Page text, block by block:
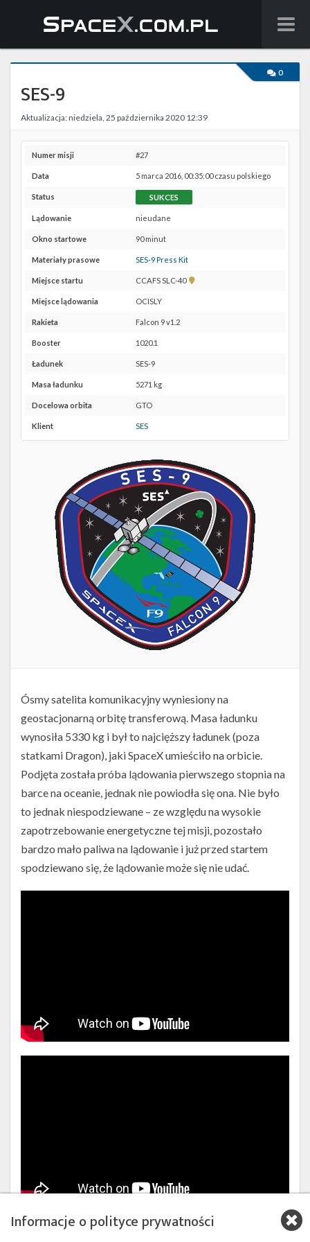
Wiadomości
Baza wiedzy
Starlink
Starship
Na żywo
Facebook
Kalendarze
0
SES-9
Aktualizacja: niedziela, 25 października 2020 12:39
Numer misji #27
Data 5 marca 2016, 00:35:00 czasu polskiego
Status SUKCES
Lądowanie nieudane
Okno startowe 90 minut
Materiały prasowe SES-9 Press Kit
Miejsce startu CCAFS SLC-40
Pokaż
Miejsce lądowania OCISLY
Rakieta Falcon 9 v1.2
Booster 1020.1
Ładunek SES-9
Masa ładunku 5271 kg
Docelowa orbita GTO
Klient SES
Ósmy satelita komunikacyjny wyniesiony na
geostacjonarną orbitę transferową. Masa ładunku
wynosiła 5330 kg i był to najcięższy ładunek (poza
statkami Dragon), jaki SpaceX umieściło na orbicie.
Podjęta została próba lądowania pierwszego stopnia na
barce na oceanie, jednak nie powiodła się ona. Nie było
to jednak niespodziewane – ze względu na wysokie
zapotrzebowanie energetyczne tej misji, pozostało
bardzo mało paliwa na lądowanie i już przed startem
spodziewano się, że lądowanie może się nie udać.
Źródła: US Launch Schedule
Informacje o polityce prywatności